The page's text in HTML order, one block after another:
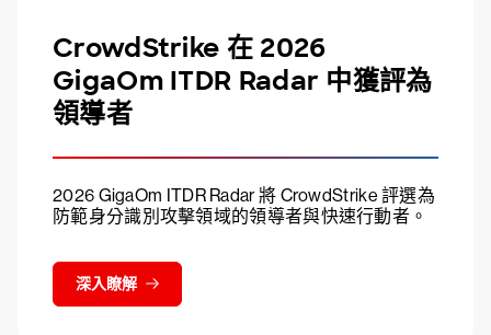
CrowdStrike 在 2026
GigaOm ITDR Radar 中獲評為
領導者
2026 GigaOm ITDR Radar 將 CrowdStrike 評選為
防範身分識別攻擊領域的領導者與快速行動者。
深入瞭解